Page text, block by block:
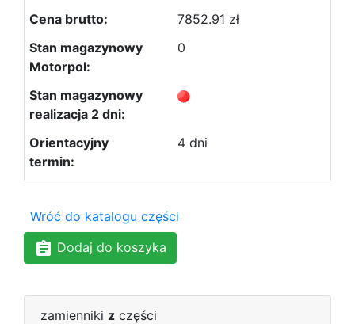
7852.91 zł
0
4 dni
Wróć do katalogu części
Dodaj do koszyka
zamienniki z części